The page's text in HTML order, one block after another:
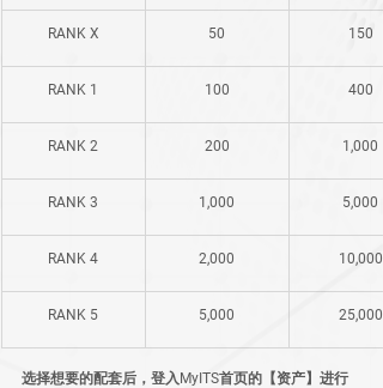
RANK X 50 150
​RANK 1 ​100 ​400
​RANK 2 ​200 ​1,000
​RANK 3 ​1,000 ​5,000
​RANK 4 ​2,000 ​10,000
​RANK 5 ​5,000 ​25,000
选择想要的配套后，登入MyITS首页的【资产】进行